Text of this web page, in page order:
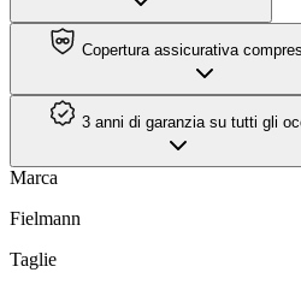
Copertura assicurativa
3 anni di garanzia su tutti gli
Marca
Fielmann
Taglie